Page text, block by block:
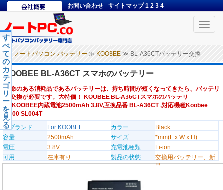
お問い合わせ サイトマップ 1 2 3 4
Toggle
ノートパソコン バッテリー ≫ KOOBEE ≫ BL-A36CTバッテリー交換
す
べ
て
の
カ
テ
ゴ
リ
ー
を
見
る
KOOBEE BL-A36CT スマホのバッテリー
寿命のある消耗品であるバッテリーは、持ち時間が短くなってきたら、バッテリ
ー交換が必要です。大特価！ KOOBEE BL-A36CTスマホのバッテリ
ー,KOOBEE内蔵電池2500mAh 3.8V,互換品番 BL-A36CT ,対応機種Koobee
K100 SL004T
のブランド
For KOOBEE カラー
Black
容量
2500mAh サイズ
*mm(L x W x H)
電圧
3.8V 充電池種類
Li-ion
可用
在庫有り 製品の状態
交換用バッテリー、新
品